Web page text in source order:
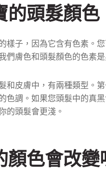
的頭髮顏色
樣子，因為它含有色素。
們膚色和頭髮顏色的色素
和皮膚中，有兩種​​類型。
色調。 如果您頭髮中的真
的頭髮會更淺。
顏色會改變